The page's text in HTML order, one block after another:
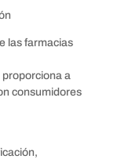
las farmacias
proporciona a
consumidores